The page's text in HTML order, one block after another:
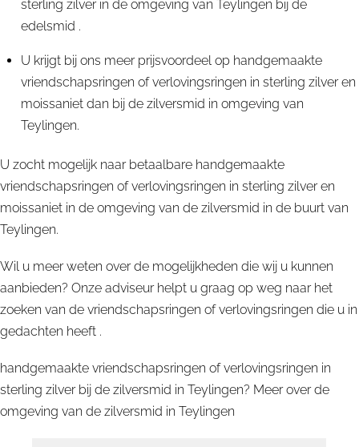
sterling zilver in de omgeving van Teylingen bij de
edelsmid .
U krijgt bij ons meer prijsvoordeel op handgemaakte
vriendschapsringen of verlovingsringen in sterling zilver en
moissaniet dan bij de zilversmid in omgeving van
Teylingen.
U zocht mogelijk naar betaalbare handgemaakte
vriendschapsringen of verlovingsringen in sterling zilver en
moissaniet in de omgeving van de zilversmid in de buurt van
Teylingen.
Wil u meer weten over de mogelijkheden die wij u kunnen
aanbieden? Onze adviseur helpt u graag op weg naar het
zoeken van de vriendschapsringen of verlovingsringen die u in
gedachten heeft .
handgemaakte vriendschapsringen of verlovingsringen in
sterling zilver bij de zilversmid in Teylingen? Meer over de
omgeving van de zilversmid in Teylingen